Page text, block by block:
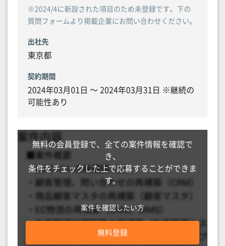
※2024/4に新設された項目のため未登録です。下の
質問フォームより掲載企業にお問い合わせください。
出社先
東京都
契約期間
2024年03月01日 〜 2024年03月31日 ※継続の
可能性あり
無料の会員登録で、全ての案件情報を確認で
き、
条件をチェックした上で応募することができま
す。
案件を確認したい方
無料登録